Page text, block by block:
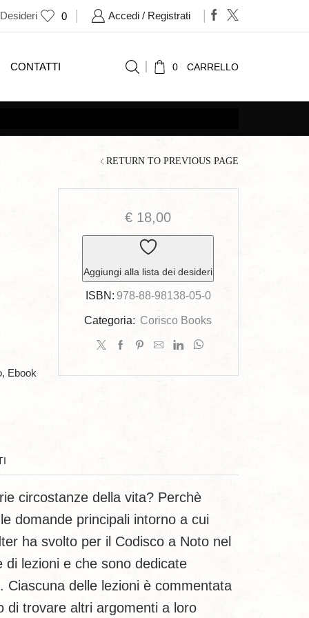
0 Accedi / Registrati
CONTATTI 0 CARRELLO
RETURN TO PREVIOUS PAGE
€ 18,00
Aggiungi alla lista dei desideri
ISBN: 978-88-98138-05-0
Categoria: Corisco Books
Ebook
circostanze della vita? Perchè
domande principali intorno a cui
ha svolto per il Codisco a Noto nel
lezioni e che sono dedicate
Ciascuna delle lezioni è commentata
di trovare altri argomenti a loro